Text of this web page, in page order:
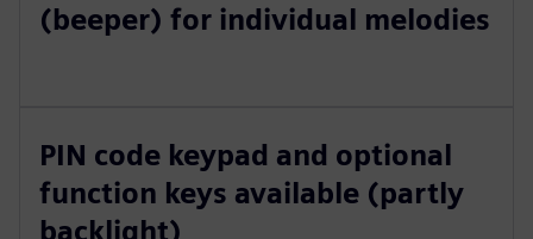
(beeper) for individual melodies
PIN code keypad and optional
function keys available (partly
backlight)